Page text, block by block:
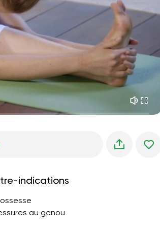
Voix de l'instructeur
d'été 02:00
des montagnes 02:00
de mer 02:00
du vent 02:00
de printemps
indications
au genou